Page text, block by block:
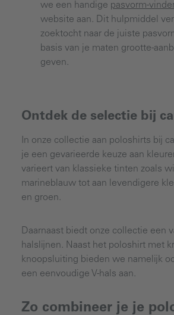
we een handige pasvorm-
website aan. Dit hulpmiddel
zoektocht naar de juiste
basis van je maten grootte-
geven.
Ontdek de selectie bij
In onze collectie aan poloshirts bij
je een gevarieerde keuze aan
varieert van klassieke tinten zoals
marineblauw tot aan levendigere
en groen.
Daarnaast biedt onze collectie een
halslijnen. Naast het poloshirt met
knoopsluiting bieden we namelijk
een eenvoudige V-hals aan.
Zo combineer je je